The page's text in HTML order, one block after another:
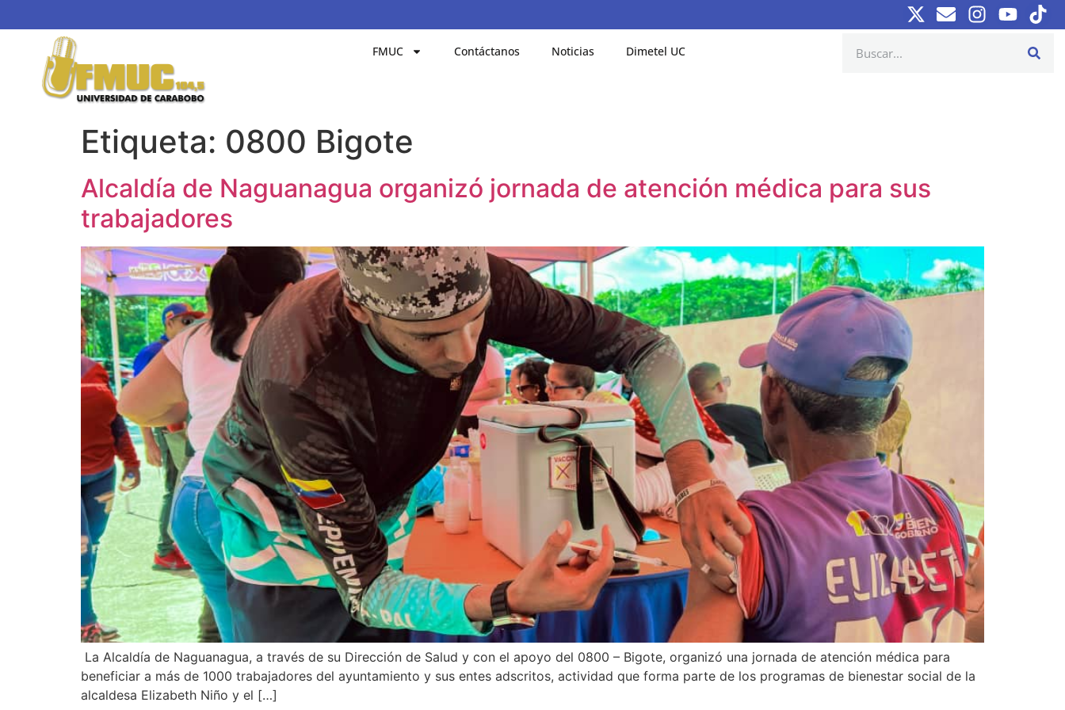
FMUC Contáctanos Noticias Dimetel UC
Etiqueta: 0800 Bigote
Alcaldía de Naguanagua organizó jornada de atención médica para sus
trabajadores
La Alcaldía de Naguanagua, a través de su Dirección de Salud y con el apoyo del 0800 – Bigote, organizó una jornada de atención médica para
beneficiar a más de 1000 trabajadores del ayuntamiento y sus entes adscritos, actividad que forma parte de los programas de bienestar social de la
alcaldesa Elizabeth Niño y el […]